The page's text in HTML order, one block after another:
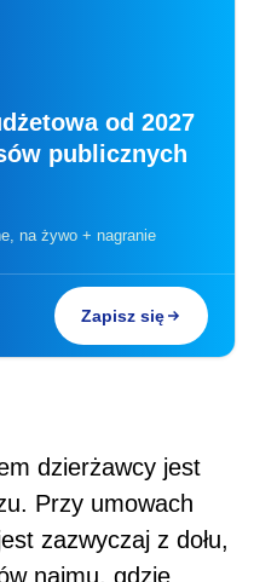
od 2027
publicznych
na żywo + nagranie
Zapisz się
dzierżawcy jest
Przy umowach
zazwyczaj z dołu,
najmu, gdzie